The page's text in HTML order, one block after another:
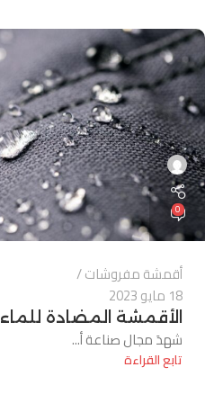
0
أقمشة مفروشات
18 مايو 2023
الأقمشة المضادة للماء
شهدَ مجال صناعة أ...
تابع القراءة